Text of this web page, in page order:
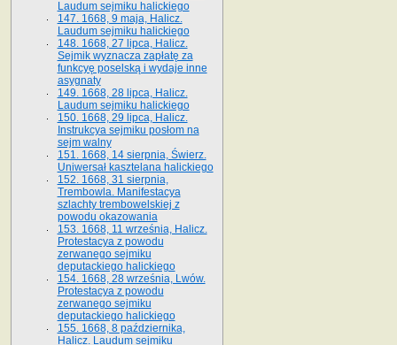
Laudum sejmiku halickiego
147. 1668, 9 maja, Halicz.
Laudum sejmiku halickiego
148. 1668, 27 lipca, Halicz.
Sejmik wyznacza zapłatę za
funkcyę poselską i wydaje inne
asygnaty
149. 1668, 28 lipca, Halicz.
Laudum sejmiku halickiego
150. 1668, 29 lipca, Halicz.
Instrukcya sejmiku posłom na
sejm walny
151. 1668, 14 sierpnia, Świerz.
Uniwersał kasztelana halickiego
152. 1668, 31 sierpnia,
Trembowla. Manifestacya
szlachty trembowelskiej z
powodu okazowania
153. 1668, 11 września, Halicz.
Protestacya z powodu
zerwanego sejmiku
deputackiego halickiego
154. 1668, 28 września, Lwów.
Protestacya z powodu
zerwanego sejmiku
deputackiego halickiego
155. 1668, 8 października,
Halicz. Laudum sejmiku